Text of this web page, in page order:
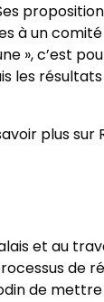
à un
», c’est
les
plus sur
et au
de
de